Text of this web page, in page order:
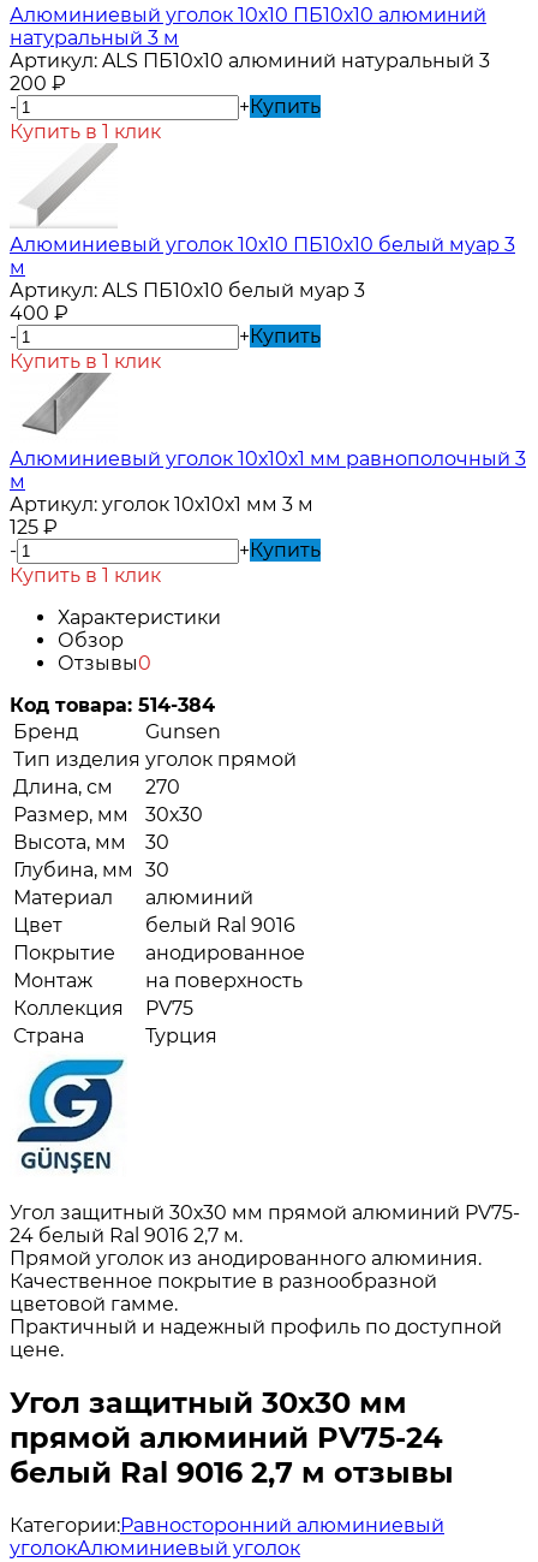
Алюминиевый уголок 10х10 ПБ10х10 алюминий
натуральный 3 м
Артикул: ALS ПБ10х10 алюминий натуральный 3
200 ₽
-
+ Купить
Купить в 1 клик
Алюминиевый уголок 10х10 ПБ10х10 белый муар 3
м
Артикул: ALS ПБ10х10 белый муар 3
400 ₽
-
+ Купить
Купить в 1 клик
Алюминиевый уголок 10х10х1 мм равнополочный 3
м
Артикул: уголок 10х10х1 мм 3 м
125 ₽
-
+ Купить
Купить в 1 клик
Характеристики
Обзор
Отзывы0
Код товара: 514-384
Бренд
Gunsen
Тип изделия уголок прямой
Длина, см
270
Размер, мм
30х30
Высота, мм
30
Глубина, мм
30
Материал
алюминий
Цвет
белый Ral 9016
Покрытие
анодированное
Монтаж
на поверхность
Коллекция
PV75
Страна
Турция
Угол защитный 30х30 мм прямой алюминий PV75-
24 белый Ral 9016 2,7 м.
Прямой уголок из анодированного алюминия.
Качественное покрытие в разнообразной
цветовой гамме.
Практичный и надежный профиль по доступной
цене.
Угол защитный 30х30 мм
прямой алюминий PV75-24
белый Ral 9016 2,7 м отзывы
Категории:Равносторонний алюминиевый
уголокАлюминиевый уголок